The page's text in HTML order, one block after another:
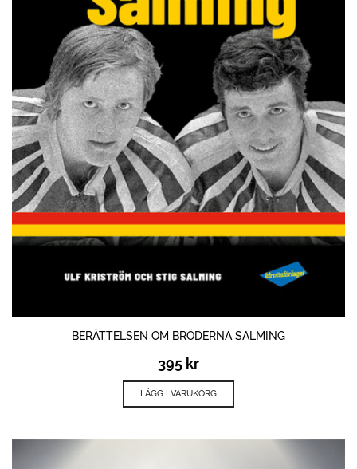
BERÄTTELSEN OM BRÖDERNA SALMING
395 kr
LÄGG I VARUKORG